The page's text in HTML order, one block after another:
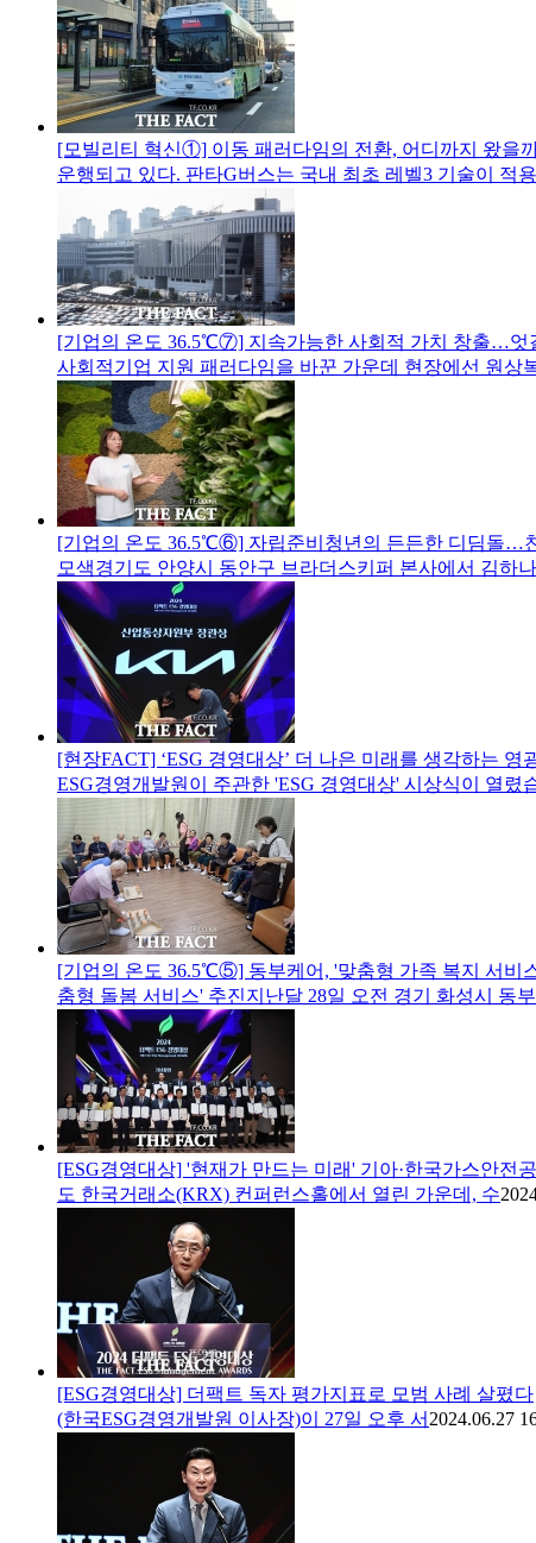
[모빌리티 혁신①] 이동 패러다임의 전환, 어디까지 왔을
운행되고 있다. 판타G버스는 국내 최초 레벨3 기술이 적용
[기업의 온도 36.5℃⑦] 지속가능한 사회적 가치 창출…엇
사회적기업 지원 패러다임을 바꾼 가운데 현장에선 원상
[기업의 온도 36.5℃⑥] 자립준비청년의 든든한 디딤돌…
모색경기도 안양시 동안구 브라더스키퍼 본사에서 김하
[현장FACT] ‘ESG 경영대상’ 더 나은 미래를 생각하는 영
ESG경영개발원이 주관한 'ESG 경영대상' 시상식이 열렸
[기업의 온도 36.5℃⑤] 동부케어, '맞춤형 가족 복지 서비
춤형 돌봄 서비스' 추진지난달 28일 오전 경기 화성시 동
[ESG경영대상] '현재가 만드는 미래' 기아·한국가스안전
도 한국거래소(KRX) 컨퍼런스홀에서 열린 가운데, 수
[ESG경영대상] 더팩트 독자 평가지표로 모범 사례 살폈다
(한국ESG경영개발원 이사장)이 27일 오후 서 2024.06.27